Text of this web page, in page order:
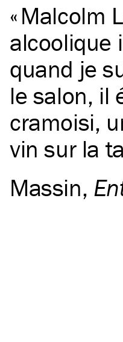
Malcolm
alcoolique
quand je
le salon, il
cramoisi,
vin sur la
Massin,